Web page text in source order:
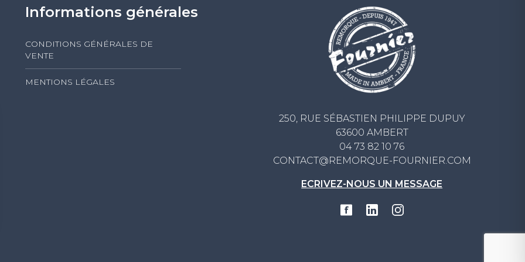
Informations générales
CONDITIONS GÉNÉRALES DE
VENTE
MENTIONS LÉGALES
250, RUE SÉBASTIEN PHILIPPE DUPUY
63600 AMBERT
04 73 82 10 76
CONTACT@REMORQUE-FOURNIER.COM
ECRIVEZ-NOUS UN MESSAGE
de confidentialité, en garantissant la conformité avec les réglementations. Personnalisez vos préférences pour